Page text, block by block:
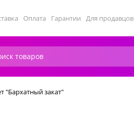
Оплата Гарантии Для продавцов
"Бархатный закат"